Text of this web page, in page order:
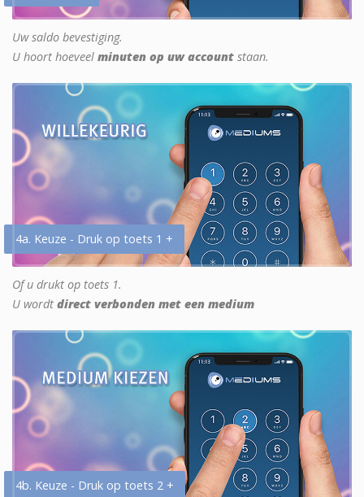
Uw saldo bevestiging.
U hoort hoeveel minuten op uw account staan.
4a. Keuze - Druk op toets 1 +
Of u drukt op toets 1.
U wordt direct verbonden met een medium
4b. Keuze - Druk op toets 2 +